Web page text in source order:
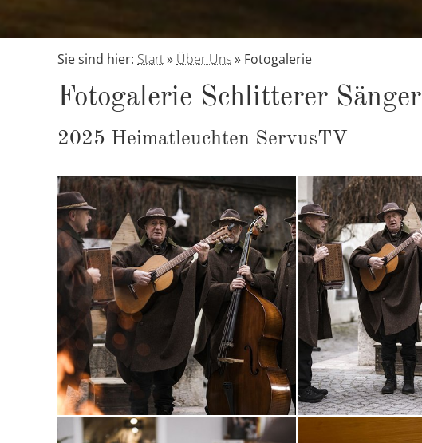
Sie sind hier: Start» Über Uns» Fotogalerie
Fo­to­ga­le­rie Schlit­te­rer Sän­ger
2025 Hei­mat­leuch­ten Ser­vusTV